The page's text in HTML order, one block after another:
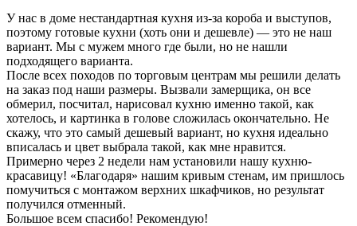
У нас в доме нестандартная кухня из-за короба и выступов,
поэтому готовые кухни (хоть они и дешевле) — это не наш
вариант. Мы с мужем много где были, но не нашли
подходящего варианта.
После всех походов по торговым центрам мы решили делать
на заказ под наши размеры. Вызвали замерщика, он все
обмерил, посчитал, нарисовал кухню именно такой, как
хотелось, и картинка в голове сложилась окончательно. Не
скажу, что это самый дешевый вариант, но кухня идеально
вписалась и цвет выбрала такой, как мне нравится.
Примерно через 2 недели нам установили нашу кухню-
красавицу! «Благодаря» нашим кривым стенам, им пришлось
помучиться с монтажом верхних шкафчиков, но результат
получился отменный.
Большое всем спасибо! Рекомендую!